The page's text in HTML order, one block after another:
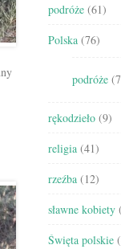
podróże (61)
Polska (76)
podróże
rękodzieło (9)
religia (41)
rzeźba (12)
sławne kobiety
Święta polskie